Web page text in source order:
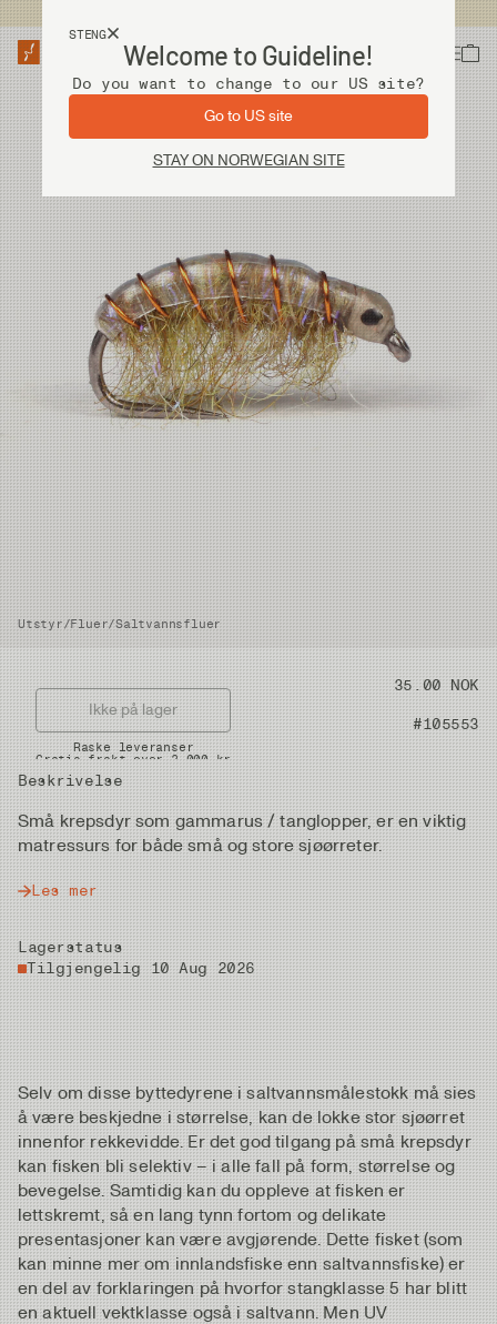
STENG
Welcome to Guideline!
Do you want to change to our US site?
Go to US site
STAY ON NORWEGIAN SITE
Utstyr/Fluer/Saltvannsfluer
Pris 35.00 NOK
Artikkelnummer #105553
Beskrivelse
Små krepsdyr som gammarus / tanglopper, er en viktig
matressurs for både små og store sjøørreter.
Les mer
Lagerstatus
Tilgjengelig 10 Aug 2026
Ikke på lager
Raske leveranser
Gratis frakt over 2.000 kr
Selv om disse byttedyrene i saltvannsmålestokk må sies
å være beskjedne i størrelse, kan de lokke stor sjøørret
innenfor rekkevidde. Er det god tilgang på små krepsdyr
kan fisken bli selektiv – i alle fall på form, størrelse og
bevegelse. Samtidig kan du oppleve at fisken er
lettskremt, så en lang tynn fortom og delikate
presentasjoner kan være avgjørende. Dette fisket (som
kan minne mer om innlandsfiske enn saltvannsfiske) er
en del av forklaringen på hvorfor stangklasse 5 har blitt
en aktuell vektklasse også i saltvann. Men UV